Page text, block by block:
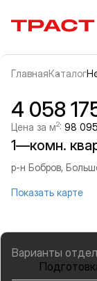
Траст | Служба
ГлавнаяКаталог
Галерея
4 058
Цена за м2: 98
1—комн.
р-н Бобров,
Показать карте
Варианты